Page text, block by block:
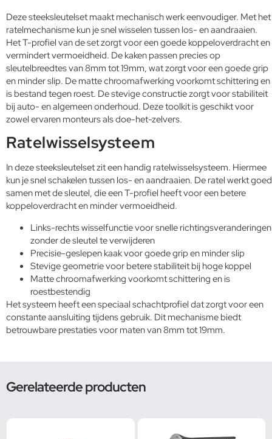
Deze steeksleutelset maakt mechanisch werk eenvoudiger. Met het
ratelmechanisme kun je snel wisselen tussen los- en aandraaien.
Het T-profiel van de set zorgt voor een goede koppeloverdracht en
vermindert vermoeidheid. De kaken passen precies op
sleutelbreedtes van 8mm tot 19mm, wat zorgt voor een goede grip
en minder slip. De matte chroomafwerking voorkomt schittering en
is bestand tegen roest. De stevige constructie zorgt voor stabiliteit
bij auto- en algemeen onderhoud. Deze toolkit is geschikt voor
zowel ervaren monteurs als doe-het-zelvers.
Ratelwisselsysteem
In deze steeksleutelset zit een handig ratelwisselsysteem. Hiermee
kun je snel schakelen tussen los- en aandraaien. De ratel werkt goed
samen met de sleutel, die een T-profiel heeft voor een betere
koppeloverdracht en minder vermoeidheid.
Links-rechts wisselfunctie voor snelle richtingsveranderingen
zonder de sleutel te verwijderen
Precisie-geslepen kaak voor goede grip en minder slip
Stevige geometrie voor betere stabiliteit bij hoge koppel
Matte chroomafwerking voorkomt schittering en is
roestbestendig
Het systeem heeft een speciaal schachtprofiel dat zorgt voor een
constante aansluiting tijdens gebruik. Dit mechanisme biedt
betrouwbare prestaties voor maten van 8mm tot 19mm.
Gerelateerde producten